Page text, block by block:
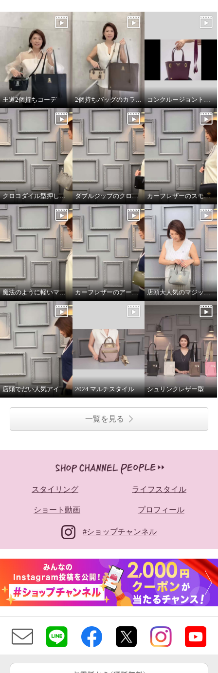
王道2個持ちコーデ 2個持ちバッグのカラーコーデ コンクルージョントートのリボンの付け方
クロコダイル型押しダブルジップのオーラ ダブルジップのクロコダイル型押しのオーラ カーフレザーのスモールウォレット
魔法のように軽いマジックライトのトート カーフレザーのアールデコモチーフのウォレット 店頭大人気のマジックライト
店頭でだい人気アイテムです 2024 マルチスタイルバッグ 解説 シュリンクレザー型押し マルチポーチ
一覧を見る
スタイリング ライフスタイル
ショート動画 プロフィール
#ショップチャンネル